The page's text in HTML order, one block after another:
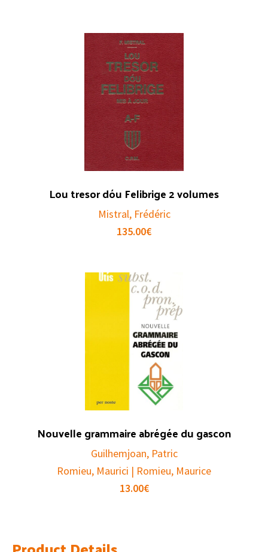
Lou tresor dóu Felibrige 2 volumes
Mistral, Frédéric
135.00€
Nouvelle grammaire abrégée du gascon
Guilhemjoan, Patric
Romieu, Maurici | Romieu, Maurice
13.00€